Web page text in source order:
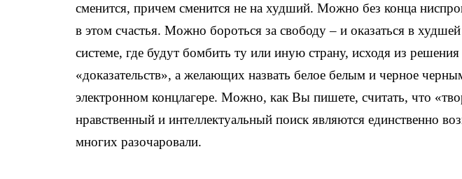
сменится, причем сменится не на худший. Можно без конца
в этом счастья. Можно бороться за свободу – и оказаться в
системе, где будут бомбить ту или иную страну, исходя из
«доказательств», а желающих назвать белое белым и черное
электронном концлагере. Можно, как Вы пишете, считать, что
нравственный и интеллектуальный поиск являются единственно
многих разочаровали.